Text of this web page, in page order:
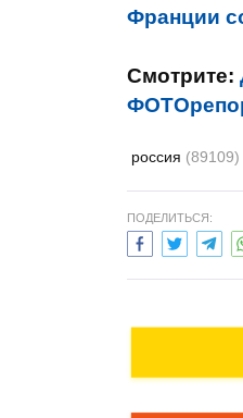
Франции
Смотрите:
россия (89109)
ПОДЕЛИТЬСЯ: